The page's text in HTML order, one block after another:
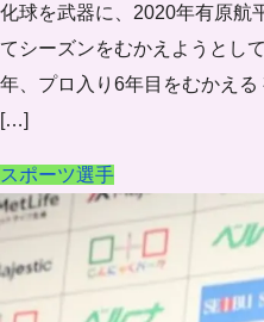
化球を武器に、2020年有原航
てシーズンをむかえようとし
年、プロ入り6年目をむかえる
[…]
スポーツ選手